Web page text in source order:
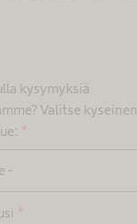
kysymyksiä
Valitse kyseinen
*
-
*